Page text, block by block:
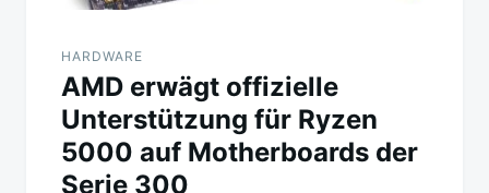
HARDWARE
AMD erwägt offizielle
Unterstützung für Ryzen
5000 auf Motherboards der
Serie 300